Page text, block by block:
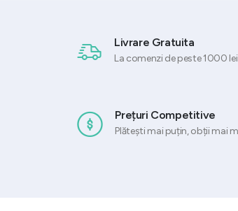
Livrare Gratuita
La comenzi de peste 1000 lei
Prețuri Competitive
Plătești mai puțin, obții mai